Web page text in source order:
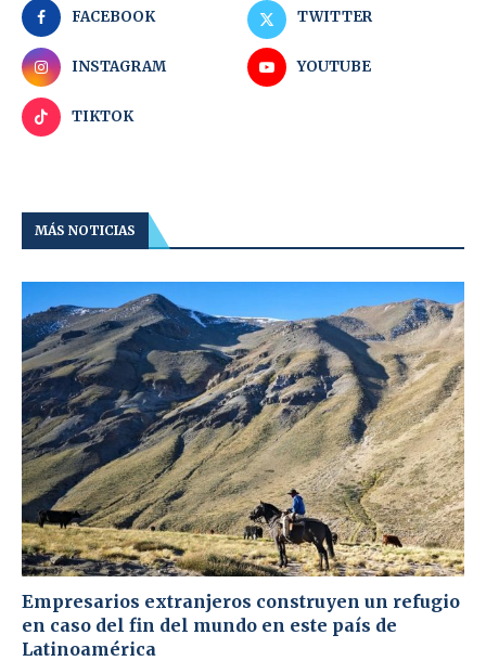
FACEBOOK TWITTER
INSTAGRAM YOUTUBE
TIKTOK
MÁS NOTICIAS
Empresarios extranjeros construyen un refugio
en caso del fin del mundo en este país de
Latinoamérica